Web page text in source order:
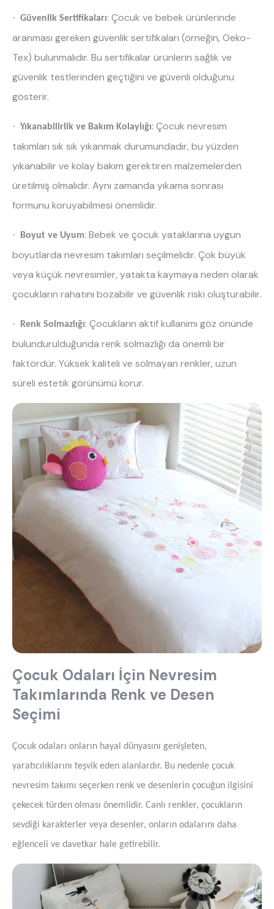
· Güvenlik Sertifikaları: Çocuk ve bebek ürünlerinde
aranması gereken güvenlik sertifikaları (örneğin, Oeko-
Tex) bulunmalıdır. Bu sertifikalar ürünlerin sağlık ve
güvenlik testlerinden geçtiğini ve güvenli olduğunu
gösterir.
· Yıkanabilirlik ve Bakım Kolaylığı: Çocuk nevresim
takımları sık sık yıkanmak durumundadır, bu yüzden
yıkanabilir ve kolay bakım gerektiren malzemelerden
üretilmiş olmalıdır. Aynı zamanda yıkama sonrası
formunu koruyabilmesi önemlidir.
· Boyut ve Uyum: Bebek ve çocuk yataklarına uygun
boyutlarda nevresim takımları seçilmelidir. Çok büyük
veya küçük nevresimler, yatakta kaymaya neden olarak
çocukların rahatını bozabilir ve güvenlik riski oluşturabilir.
· Renk Solmazlığı: Çocukların aktif kullanımı göz önünde
bulundurulduğunda renk solmazlığı da önemli bir
faktördür. Yüksek kaliteli ve solmayan renkler, uzun
süreli estetik görünümü korur.
Çocuk Odaları İçin Nevresim
Takımlarında Renk ve Desen
Seçimi
Çocuk odaları onların hayal dünyasını genişleten,
yaratıcılıklarını teşvik eden alanlardır. Bu nedenle çocuk
nevresim takımı seçerken renk ve desenlerin çocuğun ilgisini
çekecek türden olması önemlidir. Canlı renkler, çocukların
sevdiği karakterler veya desenler, onların odalarını daha
eğlenceli ve davetkar hale getirebilir.